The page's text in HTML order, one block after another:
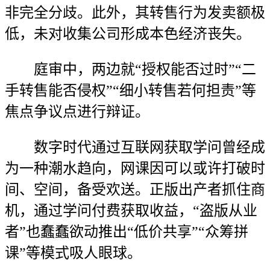
非完全分歧。此外，其转售行为发卖额极
低，未对收集公司形成本色经济丧失。
庭审中，两边就“授权能否过时”“二
手转售能否侵权”“细小转售若何担责”等
焦点争议点进行辩证。
数字时代通过互联网获取学问曾经成
为一种潮水趋向，网课因可以或许打破时
间、空间，备受欢送。正版出产者抓住商
机，通过学问付费获取收益，“盗版从业
者”也蠢蠢欲动推出“低价共享”“众筹拼
课”等模式吸人眼球。